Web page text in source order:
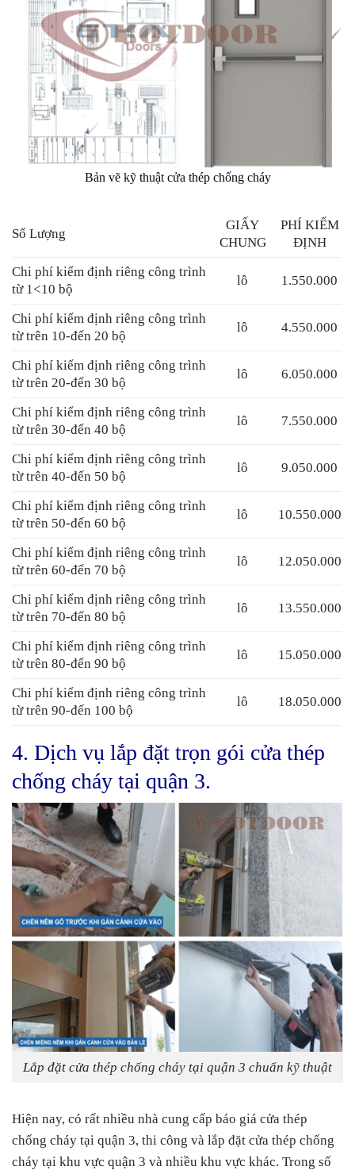
Bản vẽ kỹ thuật cửa thép chống cháy
Số Lượng
GIẤY
CHUNG
PHÍ KIỂM
ĐỊNH
Chi phí kiểm định riêng công trình
từ 1<10 bộ
lô 1.550.000
Chi phí kiểm định riêng công trình
từ trên 10-đến 20 bộ
lô 4.550.000
Chi phí kiểm định riêng công trình
từ trên 20-đến 30 bộ
lô 6.050.000
Chi phí kiểm định riêng công trình
từ trên 30-đến 40 bộ
lô 7.550.000
Chi phí kiểm định riêng công trình
từ trên 40-đến 50 bộ
lô 9.050.000
Chi phí kiểm định riêng công trình
từ trên 50-đến 60 bộ
lô 10.550.000
Chi phí kiểm định riêng công trình
từ trên 60-đến 70 bộ
lô 12.050.000
Chi phí kiểm định riêng công trình
từ trên 70-đến 80 bộ
lô 13.550.000
Chi phí kiểm định riêng công trình
từ trên 80-đến 90 bộ
lô 15.050.000
Chi phí kiểm định riêng công trình
từ trên 90-đến 100 bộ
lô 18.050.000
4. Dịch vụ lắp đặt trọn gói cửa thép
chống cháy tại quận 3.
Lắp đặt cửa thép chống cháy tại quận 3 chuẩn kỹ thuật
Hiện nay, có rất nhiều nhà cung cấp báo giá cửa thép
chống cháy tại quận 3, thi công và lắp đặt cửa thép chống
cháy tại khu vực quận 3 và nhiều khu vực khác. Trong số